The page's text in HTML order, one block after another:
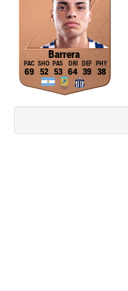
Barrera
69 52 53 64 39 38